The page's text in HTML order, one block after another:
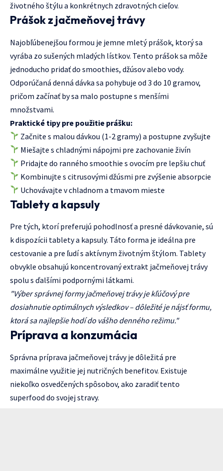
životného štýlu a konkrétnych zdravotných cieľov.
Prášok z jačmeňovej trávy
Najobľúbenejšou formou je jemne mletý prášok, ktorý sa
vyrába zo sušených mladých lístkov. Tento prášok sa môže
jednoducho pridať do smoothies, džúsov alebo vody.
Odporúčaná denná dávka sa pohybuje od 3 do 10 gramov,
pričom začínať by sa malo postupne s menšími
množstvami.
Praktické tipy pre použitie prášku:
Začnite s malou dávkou (1-2 gramy) a postupne zvyšujte
Miešajte s chladnými nápojmi pre zachovanie živín
Pridajte do ranného smoothie s ovocím pre lepšiu chuť
Kombinujte s citrusovými džúsmi pre zvýšenie absorpcie
Uchovávajte v chladnom a tmavom mieste
Tablety a kapsuly
Pre tých, ktorí preferujú pohodlnosť a presné dávkovanie, sú
k dispozícii tablety a kapsuly. Táto forma je ideálna pre
cestovanie a pre ľudí s aktívnym životným štýlom. Tablety
obvykle obsahujú koncentrovaný extrakt jačmeňovej trávy
spolu s ďalšími podpornými látkami.
"Výber správnej formy jačmeňovej trávy je kľúčový pre
dosiahnutie optimálnych výsledkov – dôležité je nájsť formu,
ktorá sa najlepšie hodí do vášho denného režimu."
Príprava a konzumácia
Správna príprava jačmeňovej trávy je dôležitá pre
maximálne využitie jej nutričných benefitov. Existuje
niekoľko osvedčených spôsobov, ako zaradiť tento
superfood do svojej stravy.